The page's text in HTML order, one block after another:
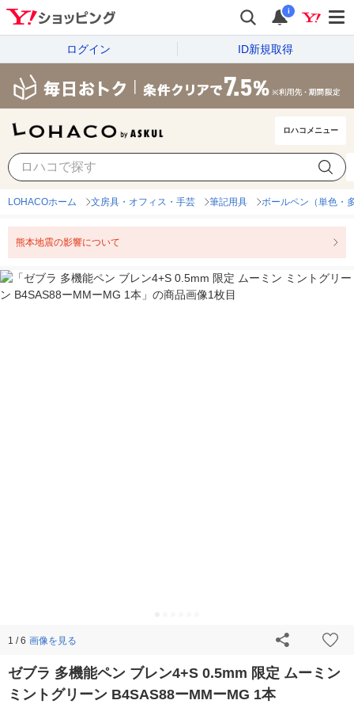
i
ログイン ID新規取得
ロハコメニュー
LOHACOホーム 文房具・オフィス・手芸 筆記用具 ボールペン（単色・
熊本地震の影響について
1 / 6 画像を見る
ゼブラ 多機能ペン ブレン4+S 0.5mm 限定 ムーミン
ミントグリーン B4SAS88ーMMーMG 1本